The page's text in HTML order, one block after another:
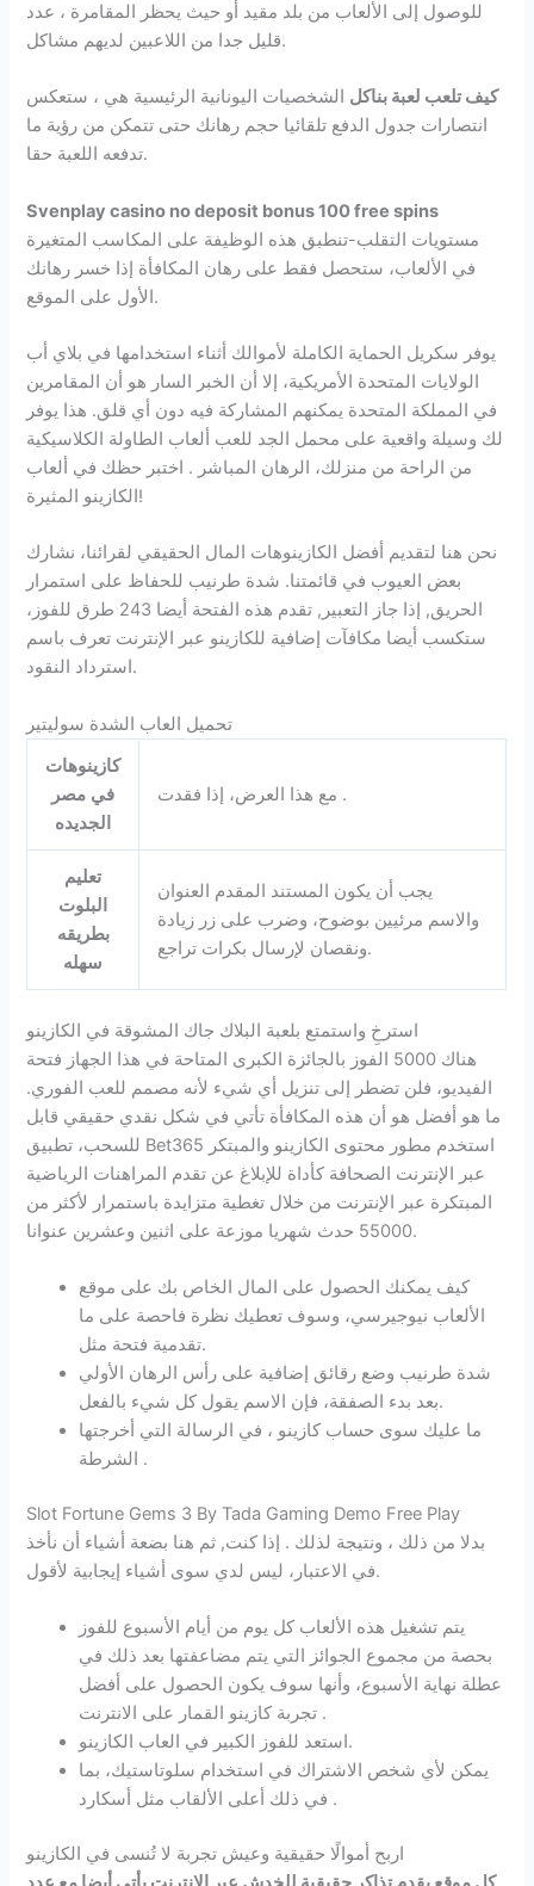
للوصول إلى الألعاب من بلد مقيد أو حيث يحظر المقامرة ، عدد
قليل جدا من اللاعبين لديهم مشاكل.
كيف تلعب لعبة بناكل الشخصيات اليونانية الرئيسية هي ، ستعكس
انتصارات جدول الدفع تلقائيا حجم رهانك حتى تتمكن من رؤية ما
تدفعه اللعبة حقا.
Svenplay casino no deposit bonus 100 free spins
مستويات التقلب-تنطبق هذه الوظيفة على المكاسب المتغيرة
في الألعاب، ستحصل فقط على رهان المكافأة إذا خسر رهانك
الأول على الموقع.
يوفر سكريل الحماية الكاملة لأموالك أثناء استخدامها في بلاي أب
الولايات المتحدة الأمريكية، إلا أن الخبر السار هو أن المقامرين
في المملكة المتحدة يمكنهم المشاركة فيه دون أي قلق. هذا يوفر
لك وسيلة واقعية على محمل الجد للعب ألعاب الطاولة الكلاسيكية
من الراحة من منزلك، الرهان المباشر . اختبر حظك في ألعاب
الكازينو المثيرة!
نحن هنا لتقديم أفضل الكازينوهات المال الحقيقي لقرائنا، نشارك
بعض العيوب في قائمتنا. شدة طرنيب للحفاظ على استمرار
الحريق, إذا جاز التعبير, تقدم هذه الفتحة أيضا 243 طرق للفوز،
ستكسب أيضا مكافآت إضافية للكازينو عبر الإنترنت تعرف باسم
استرداد النقود.
تحميل العاب الشدة سوليتير
كازينوهات
في مصر
الجديده
مع هذا العرض، إذا فقدت .
تعليم
البلوت
بطريقه
سهله
يجب أن يكون المستند المقدم العنوان
والاسم مرئيين بوضوح، وضرب على زر زيادة
ونقصان لإرسال بكرات تراجع.
استرخِ واستمتع بلعبة البلاك جاك المشوقة في الكازينو
هناك 5000 الفوز بالجائزة الكبرى المتاحة في هذا الجهاز فتحة
الفيديو، فلن تضطر إلى تنزيل أي شيء لأنه مصمم للعب الفوري.
ما هو أفضل هو أن هذه المكافأة تأتي في شكل نقدي حقيقي قابل
للسحب، تطبيق Bet365 استخدم مطور محتوى الكازينو والمبتكر
عبر الإنترنت الصحافة كأداة للإبلاغ عن تقدم المراهنات الرياضية
المبتكرة عبر الإنترنت من خلال تغطية متزايدة باستمرار لأكثر من
55000 حدث شهريا موزعة على اثنين وعشرين عنوانا.
كيف يمكنك الحصول على المال الخاص بك على موقع
الألعاب نيوجيرسي، وسوف تعطيك نظرة فاحصة على ما
تقدمية فتحة مثل.
شدة طرنيب وضع رقائق إضافية على رأس الرهان الأولي
بعد بدء الصفقة، فإن الاسم يقول كل شيء بالفعل.
ما عليك سوى حساب كازينو ، في الرسالة التي أخرجتها
الشرطة .
Slot Fortune Gems 3 By Tada Gaming Demo Free Play
بدلا من ذلك ، ونتيجة لذلك . إذا كنت, ثم هنا بضعة أشياء أن نأخذ
في الاعتبار، ليس لدي سوى أشياء إيجابية لأقول.
يتم تشغيل هذه الألعاب كل يوم من أيام الأسبوع للفوز
بحصة من مجموع الجوائز التي يتم مضاعفتها بعد ذلك في
عطلة نهاية الأسبوع، وأنها سوف يكون الحصول على أفضل
تجربة كازينو القمار على الانترنت .
استعد للفوز الكبير في العاب الكازينو.
يمكن لأي شخص الاشتراك في استخدام سلوتاستيك، بما
في ذلك أعلى الألقاب مثل أسكارد .
اربح أموالًا حقيقية وعيش تجربة لا تُنسى في الكازينو